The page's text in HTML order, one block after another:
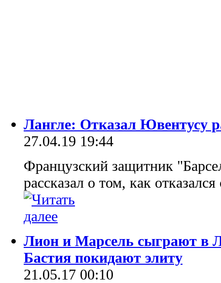
Лангле: Отказал Ювентусу
27.04.19 19:44
Французский защитник
рассказал о том, как
Лион и Марсель сыграют в
Бастия покидают элиту
21.05.17 00:10